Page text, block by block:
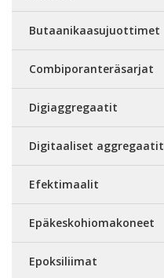
Butaanikaasujuottimet
Combiporanteräsarjat
Digiaggregaatit
Digitaaliset aggregaatit
Efektimaalit
Epäkeskohiomakoneet
Epoksiliimat